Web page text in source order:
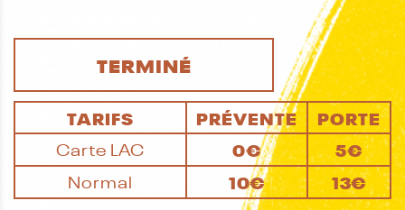
TERMINÉ
TARIFS PRÉVENTE PORTE
Carte LAC 0€ 5€
Normal 10€ 13€